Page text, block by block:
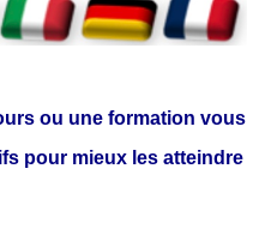
ou une formation vous
pour mieux les atteindre